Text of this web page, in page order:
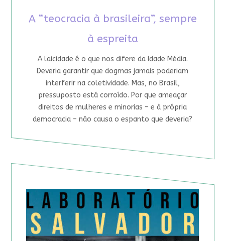
A “teocracia à brasileira”, sempre
à espreita
A laicidade é o que nos difere da Idade Média.
Deveria garantir que dogmas jamais poderiam
interferir na coletividade. Mas, no Brasil,
pressuposto está corroído. Por que ameaçar
direitos de mulheres e minorias – e à própria
democracia – não causa o espanto que deveria?